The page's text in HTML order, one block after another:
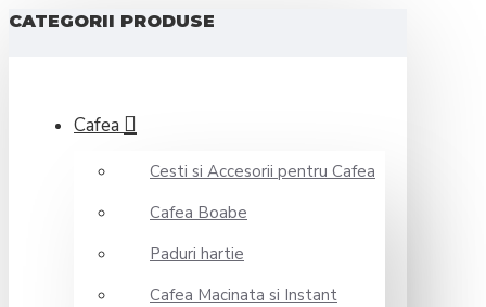
CATEGORII PRODUSE
Cafea
Cesti si Accesorii pentru Cafea
Cafea Boabe
Paduri hartie
Cafea Macinata si Instant